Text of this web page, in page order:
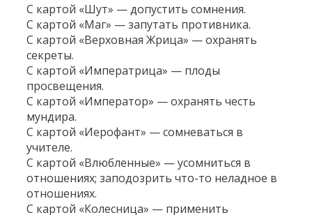
С картой «Шут» — допустить сомнения.
С картой «Маг» — запутать противника.
С картой «Верховная Жрица» — охранять
секреты.
С картой «Императрица» — плоды
просвещения.
С картой «Император» — охранять честь
мундира.
С картой «Иерофант» — сомневаться в
учителе.
С картой «Влюбленные» — усомниться в
отношениях; заподозрить что-то неладное в
отношениях.
С картой «Колесница» — применить